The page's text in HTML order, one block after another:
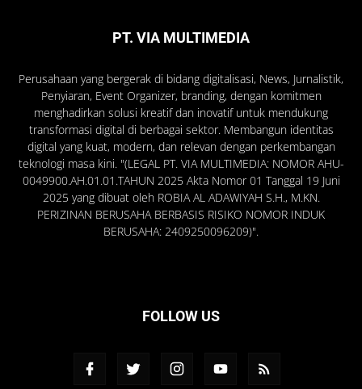
PT. VIA MULTIMEDIA
Perusahaan yang bergerak di bidang digitalisasi, News, Jurnalistik,
Penyiaran, Event Organizer, branding, dengan komitmen
menghadirkan solusi kreatif dan inovatif untuk mendukung
transformasi digital di berbagai sektor. Membangun identitas
digital yang kuat, modern, dan relevan dengan perkembangan
teknologi masa kini. "(LEGAL PT. VIA MULTIMEDIA: NOMOR AHU-
0049900.AH.01.01.TAHUN 2025 Akta Nomor 01 Tanggal 19 Juni
2025 yang dibuat oleh ROBIA AL ADAWIYAH S.H., M.KN.
PERIZINAN BERUSAHA BERBASIS RISIKO NOMOR INDUK
BERUSAHA: 2409250096209)".
FOLLOW US